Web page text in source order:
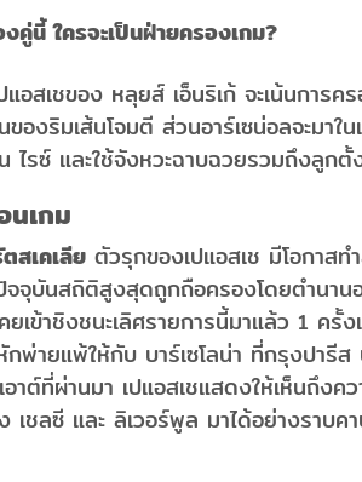
คู่นี้ ใครจะเป็นฝ่ายครองเกม?
แอสเชของ หลุยส์ เอ็นริเก้ จะเน้นการ
ของริมเส้นโจมตี ส่วนอาร์เซน่อลจะมา
รซ์ และใช้จังหวะฉาบฉวยรวมถึงลูกตั้
นเกม
สเคเลีย ตัวรุกของเปแอสเช มีโอกาส
จุบันสถิติสูงสุดถูกถือครองโดยตำนาน
คยเข้าชิงชนะเลิศรายการนี้มาแล้ว 1
กพ่ายแพ้ให้กับ บาร์เซโลน่า ที่กรุงปารีส
อาต์ที่ผ่านมา เปแอสเชแสดงให้เห็นถึง
เชลซี และ ลิเวอร์พูล มาได้อย่างราบค